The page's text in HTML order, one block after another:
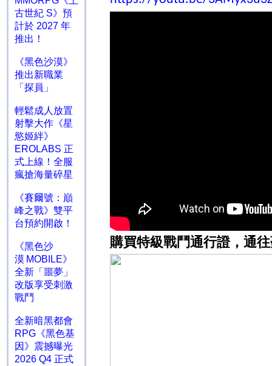
古世紀 S》預
計於 2027 年
推出！
《黑色沙漠》
推出新職業
「探員」
輕鬆成人放置
射擊大作《星
慾姬絆》
EROLABS 正
式上線！全服
瘋搶海量碎星
《賽爾號：巔
峰之戰》雙平
台預約開啟！
《黑色沙
漠 MOBILE》
全新「噩夢」
改版享受刺激
戰鬥
全新暗黑都會
RPG《黑色基
因》震撼曝光
2026 Q4 正式
購買特級戰鬥通行證，通